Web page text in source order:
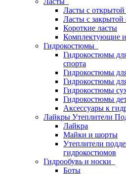
Ласты с открытой
Ласты с закрытой
Короткие ласты
Комплектующие и
Гидрокостюмы
Гидрокостюмы
спорта
Гидрокостюмы
Гидрокостюмы
Гидрокостюмы
Гидрокостюмы
Аксессуары к
Лайкры Утеплители
Лайкра
Майки и шорты
Утеплители
гидрокостюмов
Гидрообувь и носки
Боты